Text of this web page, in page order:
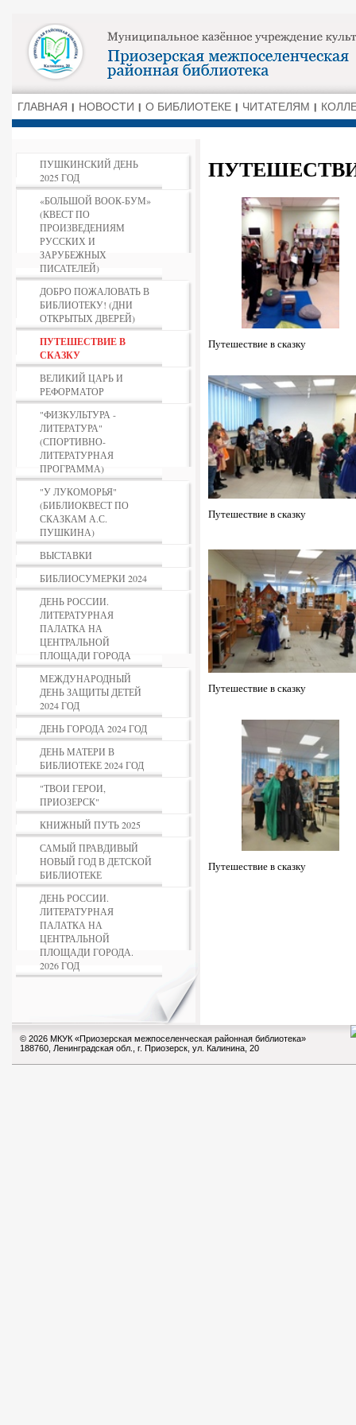
ГЛАВНАЯ НОВОСТИ О БИБЛИОТЕКЕ ЧИТАТЕЛЯМ
ПУШКИНСКИЙ ДЕНЬ
2025 ГОД
«БОЛЬШОЙ ВООК-БУМ»
(КВЕСТ ПО
ПРОИЗВЕДЕНИЯМ
РУССКИХ И
ЗАРУБЕЖНЫХ
ПИСАТЕЛЕЙ)
ДОБРО ПОЖАЛОВАТЬ В
БИБЛИОТЕКУ! (ДНИ
ОТКРЫТЫХ ДВЕРЕЙ)
ПУТЕШЕСТВИЕ В
СКАЗКУ
ВЕЛИКИЙ ЦАРЬ И
РЕФОРМАТОР
"ФИЗКУЛЬТУРА -
ЛИТЕРАТУРА"
(СПОРТИВНО-
ЛИТЕРАТУРНАЯ
ПРОГРАММА)
"У ЛУКОМОРЬЯ"
(БИБЛИОКВЕСТ ПО
СКАЗКАМ А.С.
ПУШКИНА)
ВЫСТАВКИ
БИБЛИОСУМЕРКИ 2024
ДЕНЬ РОССИИ.
ЛИТЕРАТУРНАЯ
ПАЛАТКА НА
ЦЕНТРАЛЬНОЙ
ПЛОЩАДИ ГОРОДА
МЕЖДУНАРОДНЫЙ
ДЕНЬ ЗАЩИТЫ ДЕТЕЙ
2024 ГОД
ДЕНЬ ГОРОДА 2024 ГОД
ДЕНЬ МАТЕРИ В
БИБЛИОТЕКЕ 2024 ГОД
"ТВОИ ГЕРОИ,
ПРИОЗЕРСК"
КНИЖНЫЙ ПУТЬ 2025
САМЫЙ ПРАВДИВЫЙ
НОВЫЙ ГОД В ДЕТСКОЙ
БИБЛИОТЕКЕ
ДЕНЬ РОССИИ.
ЛИТЕРАТУРНАЯ
ПАЛАТКА НА
ЦЕНТРАЛЬНОЙ
ПЛОЩАДИ ГОРОДА.
2026 ГОД
Путешествие в сказку
Путешествие в сказку
Путешествие в сказку
Путешествие в сказку
© 2026 МКУК «Приозерская межпоселенческая районная библиотека»
188760, Ленинградская обл., г. Приозерск, ул. Калинина, 20